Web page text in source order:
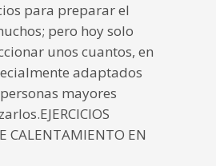
para preparar el
pero hoy solo
unos cuantos, en
adaptados
mayores
CALENTAMIENTO EN